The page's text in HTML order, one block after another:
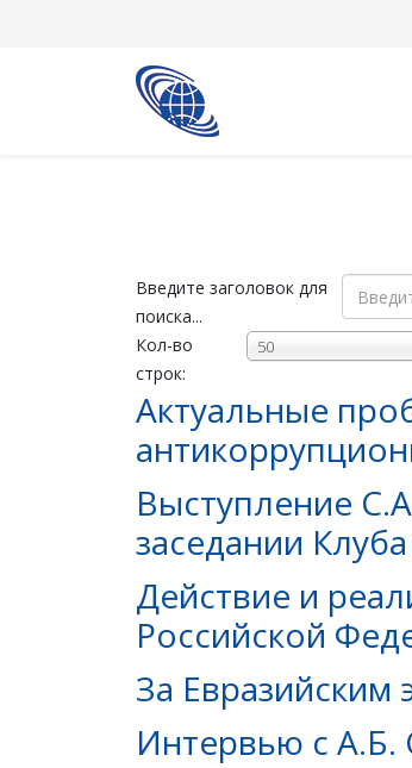
Введите заголовок для
поиска...
Кол-во
строк:
50
Актуальные
Выступление
заседании
Действие и
Российской
За
Интервью с А.Б.